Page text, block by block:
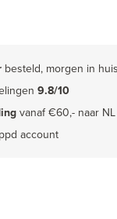
besteld, morgen in huis
9.8/10
vanaf €60,- naar
account